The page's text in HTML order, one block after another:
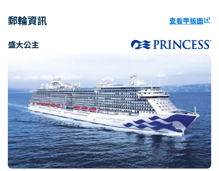
郵輪資訊 查看甲板圖ungroup
盛大公主